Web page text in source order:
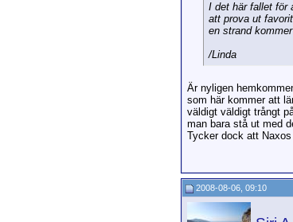
I det här fallet för
att prova ut
en strand
/Linda
Är nyligen
som här kommer att
väldigt väldigt trångt
man bara stå ut med
Tycker dock att
2008-08-06, 09:10